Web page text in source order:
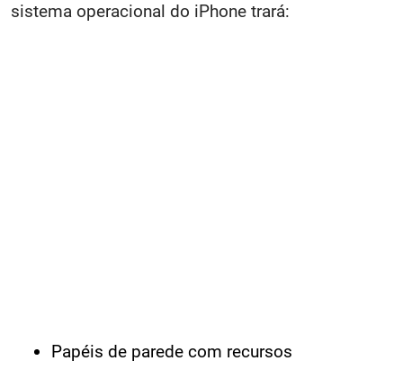
sistema operacional do iPhone trará:
Papéis de parede com recursos